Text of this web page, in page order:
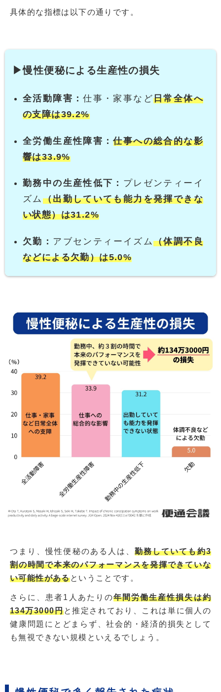
具体的な指標は以下の通りです。
▶慢性便秘による生産性の損失
全活動障害：仕事・家事など日常全体へ
の支障は39.2%
全労働生産性障害：仕事への総合的な影
響は33.9%
勤務中の生産性低下： プレゼンティーイ
ズム （出勤していても能力を発揮できな
い状態）は31.2%
欠勤： アブセンティーイズム（体調不良
などによる欠勤）は5.0%
つまり、慢性便秘のある人は、勤務していても約3
割の時間で本来のパフォーマンスを発揮できていな
い可能性があるということです。
さらに、患者1人あたりの年間労働生産性損失は約
134万3000円と推定されており、これは単に個人の
健康問題にとどまらず、社会的・経済的損失として
も無視できない規模といえるでしょう。